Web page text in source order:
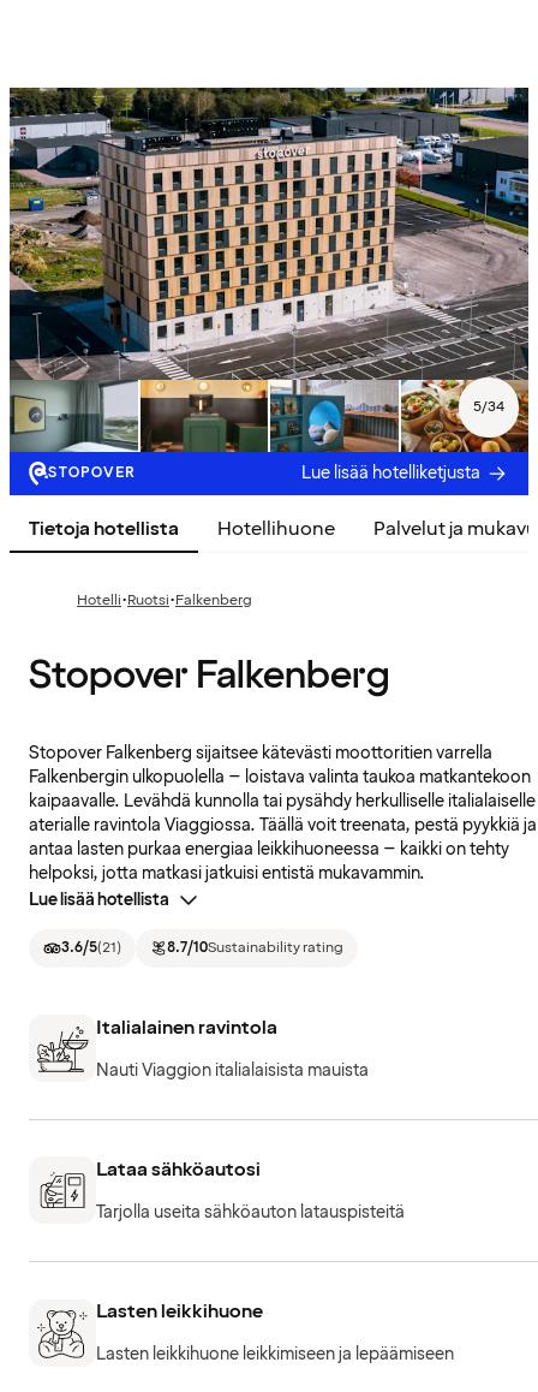
5/34
STOPOVER Lue lisää hotelliketjusta
Tietoja hotellista Hotellihuone Palvelut ja
Hotelli·Ruotsi·Falkenberg
Stopover Falkenberg
Stopover Falkenberg sijaitsee kätevästi moottoritien varrella
Falkenbergin ulkopuolella – loistava valinta taukoa matkantekoon
kaipaavalle. Levähdä kunnolla tai pysähdy herkulliselle italialaiselle
aterialle ravintola Viaggiossa. Täällä voit treenata, pestä pyykkiä ja
antaa lasten purkaa energiaa leikkihuoneessa – kaikki on tehty
helpoksi, jotta matkasi jatkuisi entistä mukavammin.
Lue lisää hotellista
3.6/5(21) 8.7/10Sustainability rating
Italialainen ravintola
Nauti Viaggion italialaisista mauista
Lataa sähköautosi
Tarjolla useita sähköauton latauspisteitä
Lasten leikkihuone
Lasten leikkihuone leikkimiseen ja lepäämiseen